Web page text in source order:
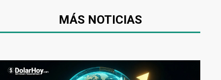
MÁS NOTICIAS